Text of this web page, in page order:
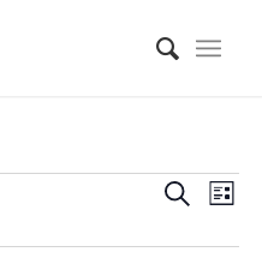
Recherche
de
Liste